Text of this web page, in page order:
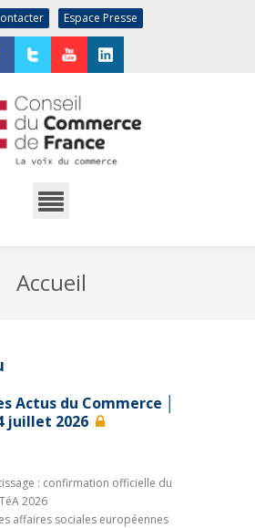
Espace Presse
Accueil
Actus du Commerce │
juillet 2026
: confirmation officielle du
2026
affaires sociales européennes